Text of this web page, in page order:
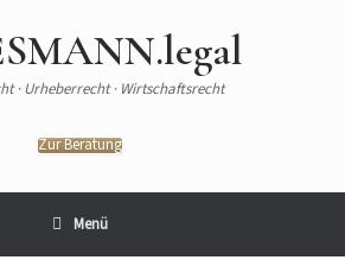
· Urheberrecht · Wirtschaftsrecht
Zur Beratung
Menü